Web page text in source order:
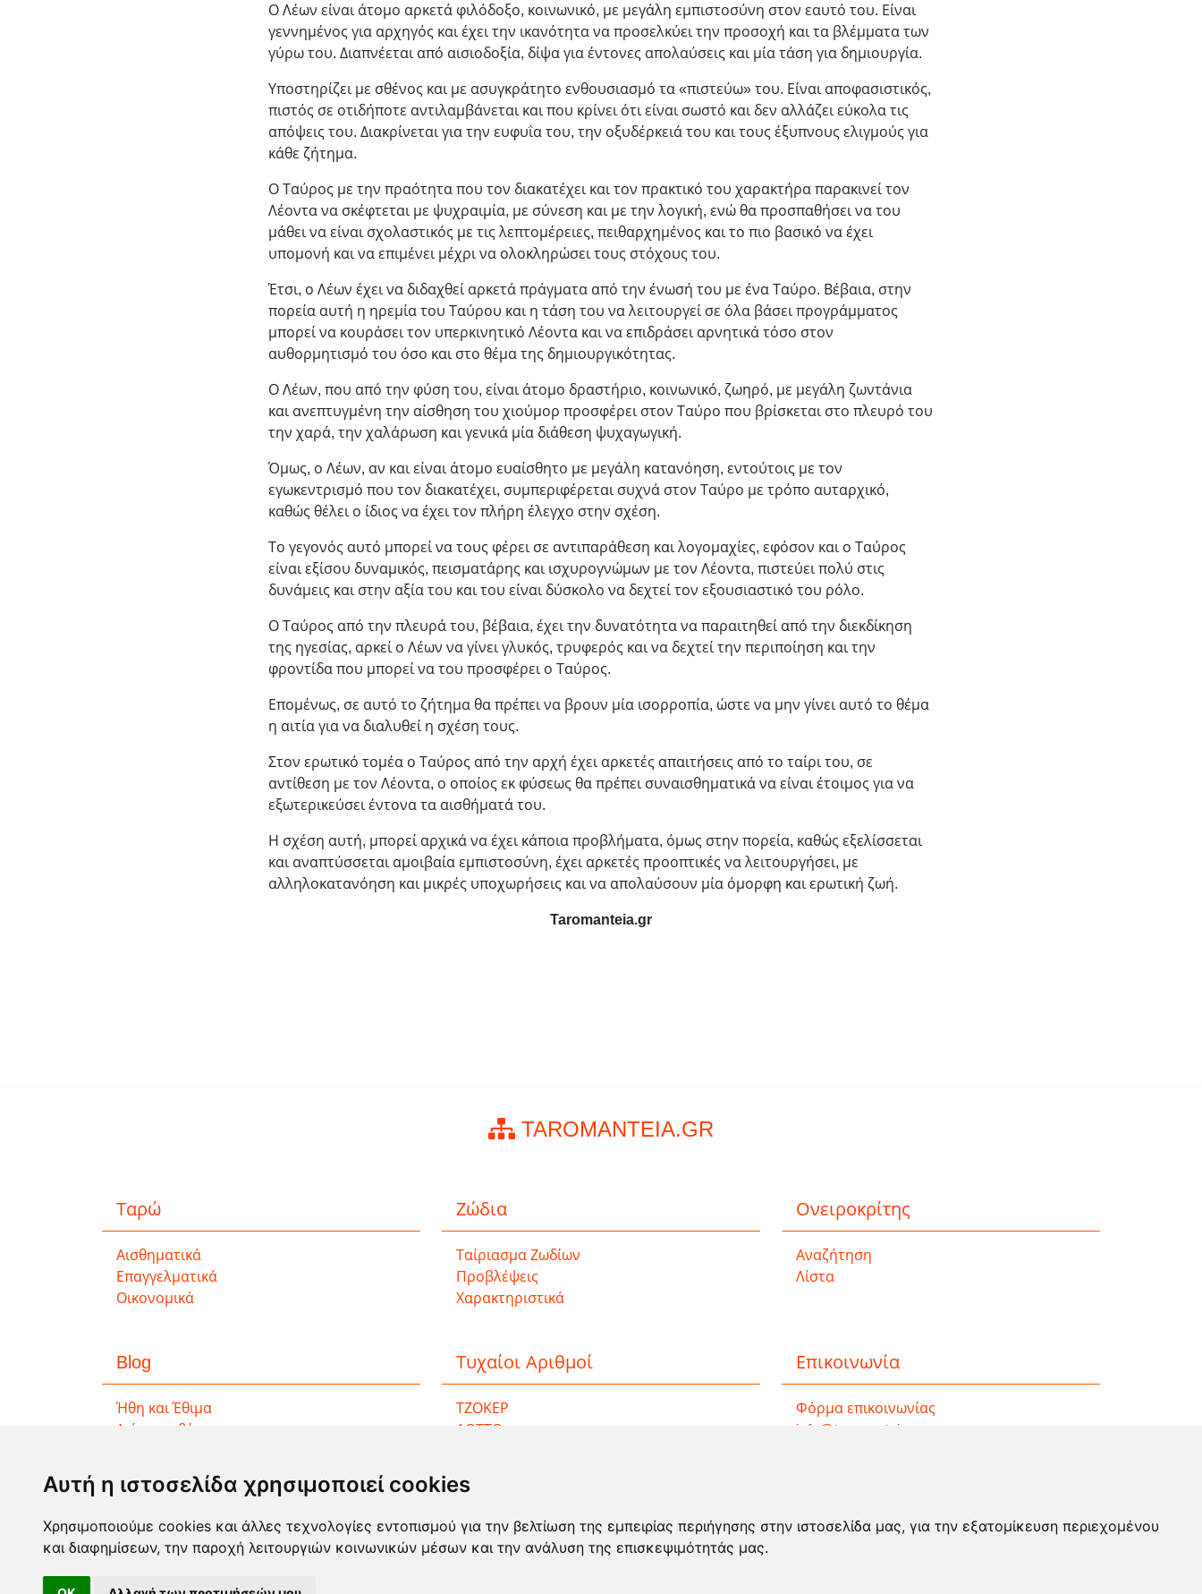
Αυτή η ιστοσελίδα χρησιμοποιεί cookies
Χρησιμοποιούμε cookies και άλλες τεχνολογίες εντοπισμού για την βελτίωση της εμπειρίας περιήγησης στην ιστοσελίδα μας, για την εξατομίκευση περιεχομένου
και διαφημίσεων, την παροχή λειτουργιών κοινωνικών μέσων και την ανάλυση της επισκεψιμότητάς μας.
Ο Λέων είναι άτομο αρκετά φιλόδοξο, κοινωνικό, με μεγάλη εμπιστοσύνη στον εαυτό του. Είναι
γεννημένος για αρχηγός και έχει την ικανότητα να προσελκύει την προσοχή και τα βλέμματα των
γύρω του. Διαπνέεται από αισιοδοξία, δίψα για έντονες απολαύσεις και μία τάση για δημιουργία.
Υποστηρίζει με σθένος και με ασυγκράτητο ενθουσιασμό τα «πιστεύω» του. Είναι αποφασιστικός,
πιστός σε οτιδήποτε αντιλαμβάνεται και που κρίνει ότι είναι σωστό και δεν αλλάζει εύκολα τις
απόψεις του. Διακρίνεται για την ευφυΐα του, την οξυδέρκειά του και τους έξυπνους ελιγμούς για
κάθε ζήτημα.
Ο Ταύρος με την πραότητα που τον διακατέχει και τον πρακτικό του χαρακτήρα παρακινεί τον
Λέοντα να σκέφτεται με ψυχραιμία, με σύνεση και με την λογική, ενώ θα προσπαθήσει να του
μάθει να είναι σχολαστικός με τις λεπτομέρειες, πειθαρχημένος και το πιο βασικό να έχει
υπομονή και να επιμένει μέχρι να ολοκληρώσει τους στόχους του.
Έτσι, ο Λέων έχει να διδαχθεί αρκετά πράγματα από την ένωσή του με ένα Ταύρο. Βέβαια, στην
πορεία αυτή η ηρεμία του Ταύρου και η τάση του να λειτουργεί σε όλα βάσει προγράμματος
μπορεί να κουράσει τον υπερκινητικό Λέοντα και να επιδράσει αρνητικά τόσο στον
αυθορμητισμό του όσο και στο θέμα της δημιουργικότητας.
Ο Λέων, που από την φύση του, είναι άτομο δραστήριο, κοινωνικό, ζωηρό, με μεγάλη ζωντάνια
και ανεπτυγμένη την αίσθηση του χιούμορ προσφέρει στον Ταύρο που βρίσκεται στο πλευρό του
την χαρά, την χαλάρωση και γενικά μία διάθεση ψυχαγωγική.
Όμως, ο Λέων, αν και είναι άτομο ευαίσθητο με μεγάλη κατανόηση, εντούτοις με τον
εγωκεντρισμό που τον διακατέχει, συμπεριφέρεται συχνά στον Ταύρο με τρόπο αυταρχικό,
καθώς θέλει ο ίδιος να έχει τον πλήρη έλεγχο στην σχέση.
Το γεγονός αυτό μπορεί να τους φέρει σε αντιπαράθεση και λογομαχίες, εφόσον και ο Ταύρος
είναι εξίσου δυναμικός, πεισματάρης και ισχυρογνώμων με τον Λέοντα, πιστεύει πολύ στις
δυνάμεις και στην αξία του και του είναι δύσκολο να δεχτεί τον εξουσιαστικό του ρόλο.
Ο Ταύρος από την πλευρά του, βέβαια, έχει την δυνατότητα να παραιτηθεί από την διεκδίκηση
της ηγεσίας, αρκεί ο Λέων να γίνει γλυκός, τρυφερός και να δεχτεί την περιποίηση και την
φροντίδα που μπορεί να του προσφέρει ο Ταύρος.
Επομένως, σε αυτό το ζήτημα θα πρέπει να βρουν μία ισορροπία, ώστε να μην γίνει αυτό το θέμα
η αιτία για να διαλυθεί η σχέση τους.
Στον ερωτικό τομέα ο Ταύρος από την αρχή έχει αρκετές απαιτήσεις από το ταίρι του, σε
αντίθεση με τον Λέοντα, ο οποίος εκ φύσεως θα πρέπει συναισθηματικά να είναι έτοιμος για να
εξωτερικεύσει έντονα τα αισθήματά του.
Η σχέση αυτή, μπορεί αρχικά να έχει κάποια προβλήματα, όμως στην πορεία, καθώς εξελίσσεται
και αναπτύσσεται αμοιβαία εμπιστοσύνη, έχει αρκετές προοπτικές να λειτουργήσει, με
αλληλοκατανόηση και μικρές υποχωρήσεις και να απολαύσουν μία όμορφη και ερωτική ζωή.
Taromanteia.gr
TAROMANTEIA.GR
Ταρώ
Αισθηματικά
Επαγγελματικά
Οικονομικά
Ζώδια
Ταίριασμα Ζωδίων
Προβλέψεις
Χαρακτηριστικά
Ονειροκρίτης
Αναζήτηση
Λίστα
Blog
Ήθη και Έθιμα
Διάφορα θέματα
Τυχαίοι Αριθμοί
ΤΖΟΚΕΡ
ΛΟΤΤΟ
SUPER 3
Επικοινωνία
Φόρμα επικοινωνίας
info@taromanteia.gr